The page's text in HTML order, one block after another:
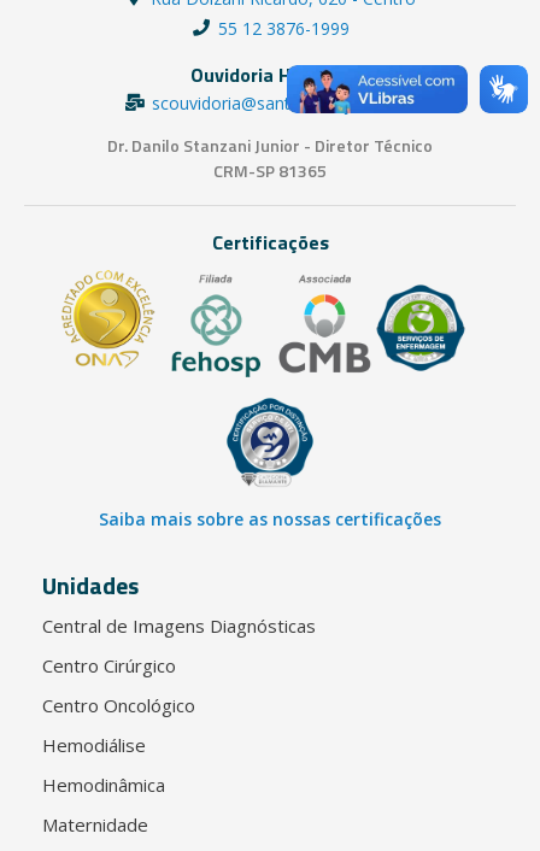
55 12 3876-1999
Ouvidoria Hospital
scouvidoria@santacasasjc.com.br
Dr. Danilo Stanzani Junior - Diretor Técnico
CRM-SP 81365
Certificações
Saiba mais sobre as nossas certificações
Unidades
Central de Imagens Diagnósticas
Centro Cirúrgico
Centro Oncológico
Hemodiálise
Hemodinâmica
Maternidade